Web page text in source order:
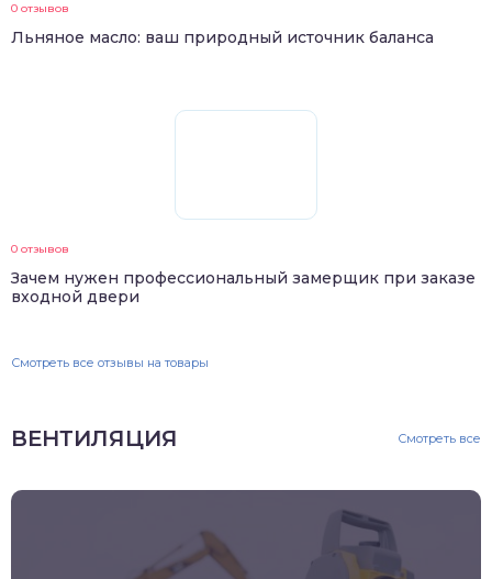
0 отзывов
Льняное масло: ваш природный источник баланса
0 отзывов
Зачем нужен профессиональный замерщик при заказе
входной двери
Смотреть все отзывы на товары
ВЕНТИЛЯЦИЯ Смотреть все